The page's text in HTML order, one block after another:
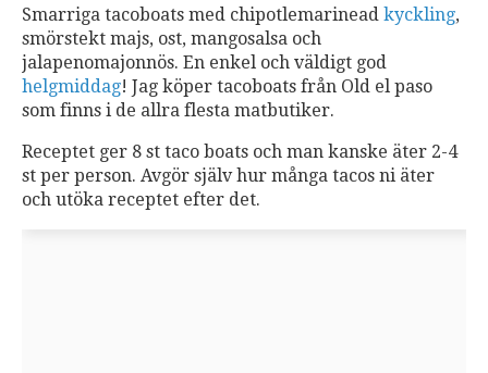
Smarriga tacoboats med chipotlemarinead kyckling,
smörstekt majs, ost, mangosalsa och
jalapenomajonnös. En enkel och väldigt god
helgmiddag! Jag köper tacoboats från Old el paso
som finns i de allra flesta matbutiker.
Receptet ger 8 st taco boats och man kanske äter 2-4
st per person. Avgör själv hur många tacos ni äter
och utöka receptet efter det.